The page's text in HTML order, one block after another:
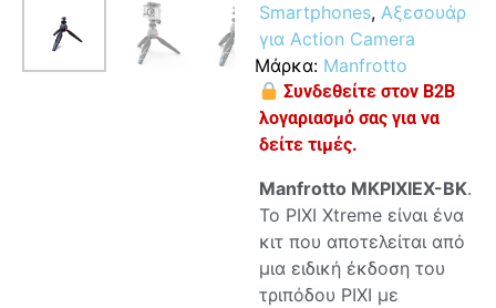
Smartphones, Αξεσουάρ
για Action Camera
Μάρκα: Manfrotto
Συνδεθείτε στον B2B
λογαριασμό σας για να
δείτε τιμές.
Manfrotto MKPIXIEX-BK.
Το PIXI Xtreme είναι ένα
κιτ που αποτελείται από
μια ειδική έκδοση του
τριπόδου PIXI με